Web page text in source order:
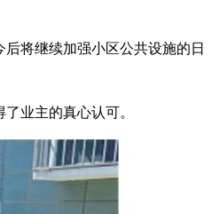
将继续加强小区公共设施的日
业主的真心认可。